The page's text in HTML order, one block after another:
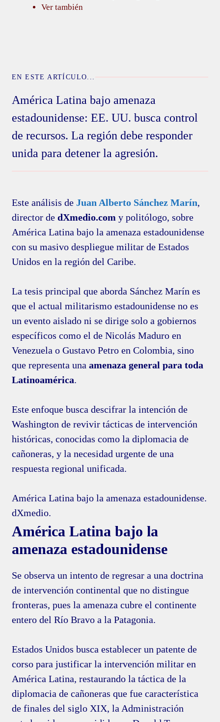
Ver también
EN ESTE ARTÍCULO...
América Latina bajo amenaza
estadounidense: EE. UU. busca control
de recursos. La región debe responder
unida para detener la agresión.
Este análisis de Juan Alberto Sánchez Marín,
director de dXmedio.com y politólogo, sobre
América Latina bajo la amenaza estadounidense
con su masivo despliegue militar de Estados
Unidos en la región del Caribe.
La tesis principal que aborda Sánchez Marín es
que el actual militarismo estadounidense no es
un evento aislado ni se dirige solo a gobiernos
específicos como el de Nicolás Maduro en
Venezuela o Gustavo Petro en Colombia, sino
que representa una amenaza general para toda
Latinoamérica.
Este enfoque busca descifrar la intención de
Washington de revivir tácticas de intervención
históricas, conocidas como la diplomacia de
cañoneras, y la necesidad urgente de una
respuesta regional unificada.
América Latina bajo la amenaza estadounidense.
dXmedio.
América Latina bajo la
amenaza estadounidense
Se observa un intento de regresar a una doctrina
de intervención continental que no distingue
fronteras, pues la amenaza cubre el continente
entero del Río Bravo a la Patagonia.
Estados Unidos busca establecer un patente de
corso para justificar la intervención militar en
América Latina, restaurando la táctica de la
diplomacia de cañoneras que fue característica
de finales del siglo XIX, la Administración